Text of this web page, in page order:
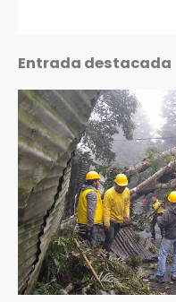
Entrada destacada